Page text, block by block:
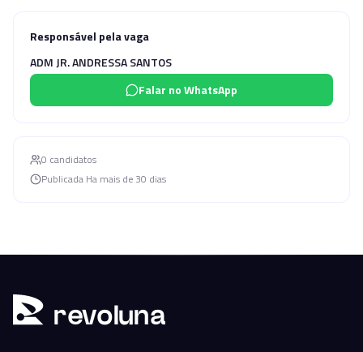
Responsável pela vaga
ADM JR. ANDRESSA SANTOS
Falar no WhatsApp
0 candidatos
Publicada Ha mais de 30 dias
revoluna